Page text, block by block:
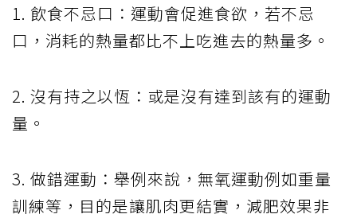
1. 飲食不忌口：運動會促進食欲，若不忌
口，消耗的熱量都比不上吃進去的熱量多。
2. 沒有持之以恆：或是沒有達到該有的運動
量。
3. 做錯運動：舉例來說，無氧運動例如重量
訓練等，目的是讓肌肉更結實，減肥效果非